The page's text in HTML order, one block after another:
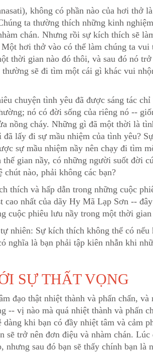
không có phần nào của hơi thở
ta thường thích những kinh
chán. Nhưng rồi sự kích thích sẽ
hơi thở vào có thể làm chúng ta
thời gian nào đó thôi, và sau đó nó
sẽ đi tìm một cái gì khác vui
chuyện tình yêu đã được sáng tác
nó có đời sống của riêng nó --
nồng cháy. Những gì đã một thời là
lấy đi sự mầu nhiệm của tình yêu?
sự mầu nhiệm nầy nên chạy đi tìm
gian nầy, có những người suốt đời
nào, phải không các bạn?
thích và hấp dẫn trong những cuộc
cao nhất của dãy Hy Mã Lạp Sơn --
cuộc phiêu lưu nầy trong một thời
nhiên: Sự kích thích không thể có
nghĩa là bạn phải tập kiên nhẫn khi
SỰ THẤT VỌNG
đạo thật nhiệt thành và phấn chấn,
-- vị nào mà quá nhiệt thành và phấn
dàng khi bạn có đầy nhiệt tâm và cảm
sẽ trở nên đơn điệu và nhàm chán. Lúc
sau đó bạn sẽ thấy chính bạn